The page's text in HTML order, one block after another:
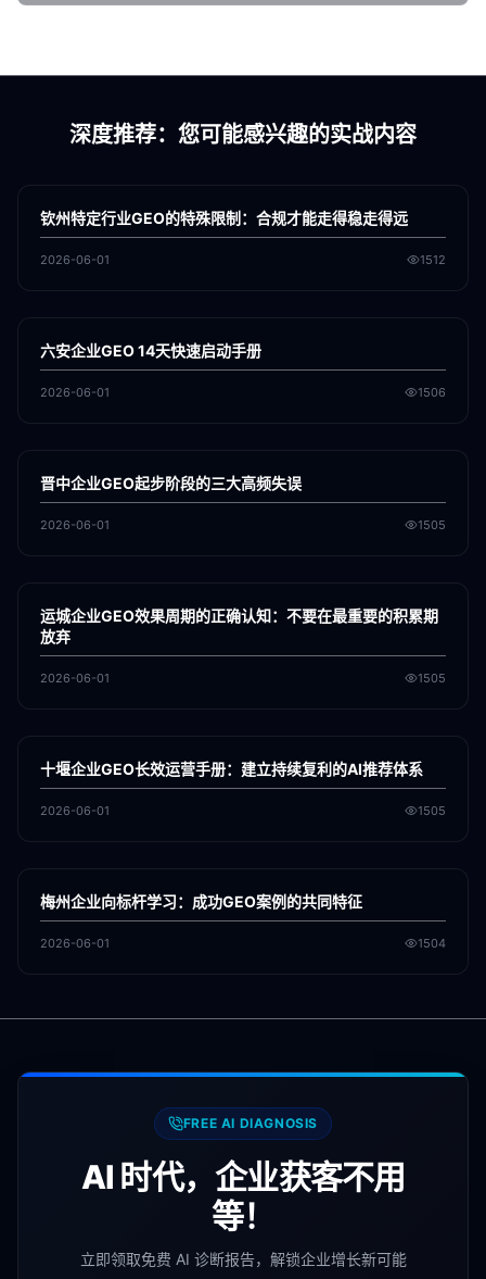
深度推荐：您可能感兴趣的实战内容
GEO
钦州特定行业GEO的特殊限制：合规才能走得稳走得远
2026-06-01 1512
GEO
六安企业GEO 14天快速启动手册
2026-06-01 1506
GEO
晋中企业GEO起步阶段的三大高频失误
2026-06-01 1505
GEO
运城企业GEO效果周期的正确认知：不要在最重要的积累期
放弃
2026-06-01 1505
GEO
十堰企业GEO长效运营手册：建立持续复利的AI推荐体系
2026-06-01 1505
GEO
梅州企业向标杆学习：成功GEO案例的共同特征
2026-06-01 1504
FREE AI DIAGNOSIS
AI 时代，企业获客不用
等！
立即领取免费 AI 诊断报告，解锁企业增长新可能